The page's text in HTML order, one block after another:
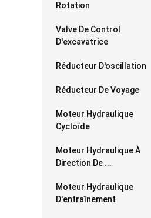
Rotation
Valve De Control
D'excavatrice
Réducteur D'oscillation
Réducteur De Voyage
Moteur Hydraulique
Cycloïde
Moteur Hydraulique À
Direction De ...
Moteur Hydraulique
D'entraînement